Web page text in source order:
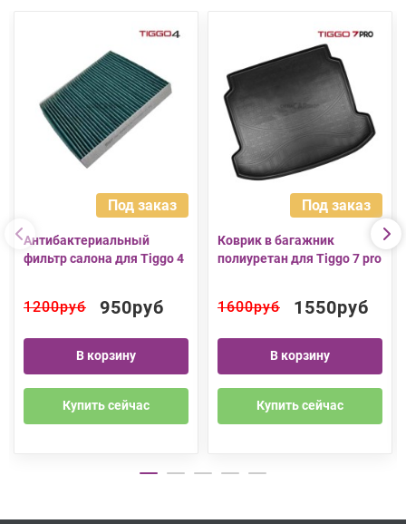
Под заказ
Антибактериальный
фильтр салона для Tiggo 4
1200руб 950руб
В корзину
Купить сейчас
Под заказ
Коврик в багажник
полиуретан для Tiggo 7 pro
1600руб 1550руб
В корзину
Купить сейчас